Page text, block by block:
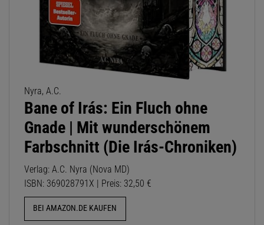
Nyra, A.C.
Bane of Irás: Ein Fluch ohne
Gnade | Mit wunderschönem
Farbschnitt (Die Irás-Chroniken)
Verlag: A.C. Nyra (Nova MD)
ISBN: 369028791X | Preis: 32,50 €
BEI AMAZON.DE KAUFEN